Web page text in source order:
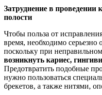
Затруднение в проведении
полости
Чтобы польза от
время, необходимо серьезно
поскольку при
возникнуть кариес,
Предотвратить подобные
нужно пользоваться
брекетов, а также нитями,